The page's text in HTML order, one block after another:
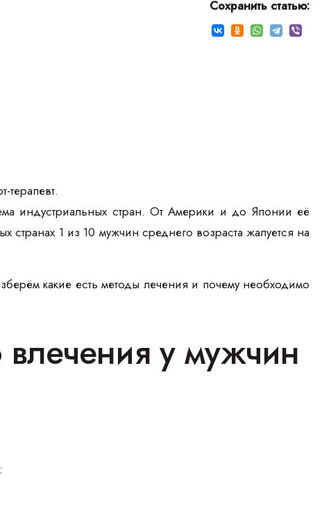
Сохранить статью:
терапевт.
индустриальных стран. От Америки и до Японии её
странах 1 из 10 мужчин среднего возраста жалуется на
какие есть методы лечения и почему необходимо
влечения у мужчин